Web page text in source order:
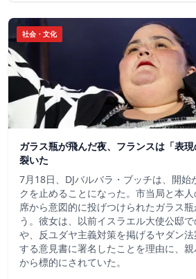
社会・文化
ガラス瓶が飛んだ夜、フランスは「表
裂いた
7月18日、DJバルバラ・ブッチは、開始
クを止めることになった。市当局と本
席から意図的に投げつけられたガラス
う。彼女は、以前イスラエル大使公邸
や、反ユダヤ主義対策を掲げるヤダン
する意見書に署名したことを理由に、
から標的にされていた。